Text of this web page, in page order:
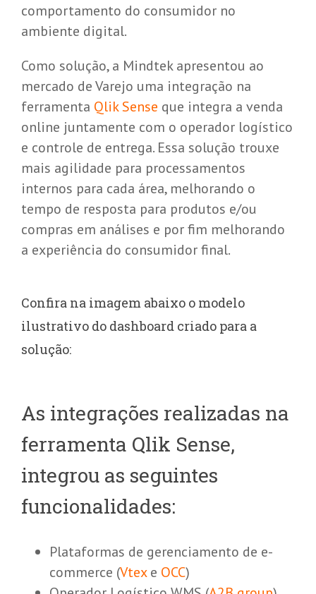
comportamento do consumidor no
ambiente digital.
Como solução, a Mindtek apresentou ao
mercado de Varejo uma integração na
ferramenta Qlik Sense que integra a venda
online juntamente com o operador logístico
e controle de entrega. Essa solução trouxe
mais agilidade para processamentos
internos para cada área, melhorando o
tempo de resposta para produtos e/ou
compras em análises e por fim melhorando
a experiência do consumidor final.
Confira na imagem abaixo o modelo
ilustrativo do dashboard criado para a
solução:
As integrações realizadas na
ferramenta Qlik Sense,
integrou as seguintes
funcionalidades:
Plataformas de gerenciamento de e-
commerce (Vtexe OCC)